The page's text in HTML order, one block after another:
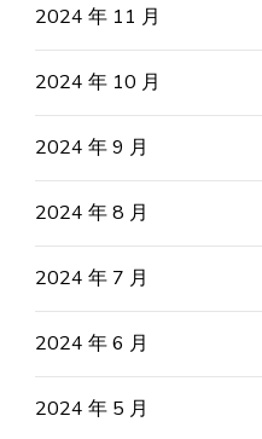
2024 年 11 月
2024 年 10 月
2024 年 9 月
2024 年 8 月
2024 年 7 月
2024 年 6 月
2024 年 5 月